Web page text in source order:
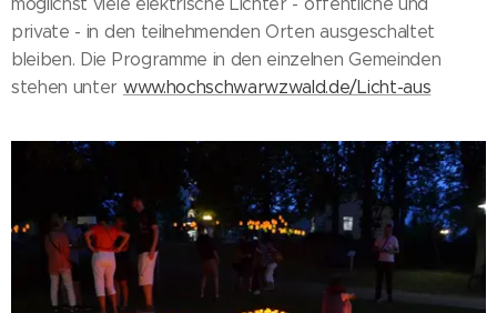
private - in den teilnehmenden Orten ausgeschaltet
bleiben. Die Programme in den einzelnen Gemeinden
stehen unter www.hochschwarwzwald.de/Licht-aus